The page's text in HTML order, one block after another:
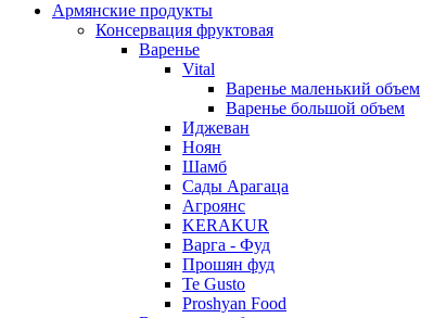
Армянские продукты
Консервация фруктовая
Варенье
Vital
Варенье маленький объем
Варенье большой объем
Иджеван
Ноян
Шамб
Сады Арагаца
Агроянс
KERAKUR
Варга - Фуд
Прошян фуд
Te Gusto
Proshyan Food